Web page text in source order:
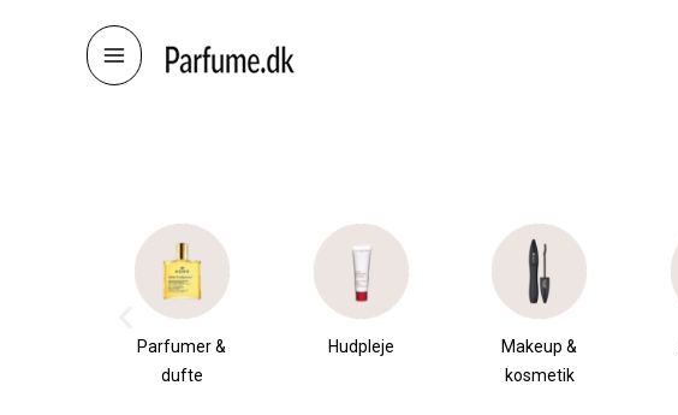
Parfumer &
dufte
Hudpleje
Makeup &
kosmetik